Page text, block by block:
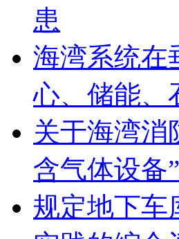
患
海湾系统
心、储能、
关于海湾消
含气体设备
规定地下